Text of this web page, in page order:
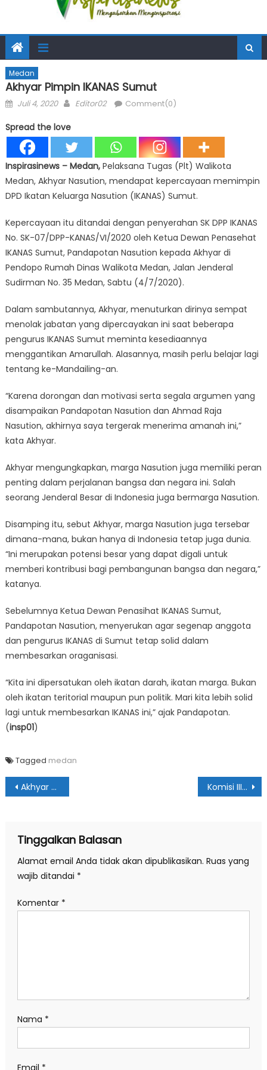
Medan
Akhyar Pimpin IKANAS Sumut
Posted
Juli 4, 2020 Author
Editor02 Comment(0)
Spread the love
Inspirasinews – Medan,Pelaksana Tugas (Plt) Walikota
Medan, Akhyar Nasution, mendapat kepercayaan memimpin
DPD Ikatan Keluarga Nasution (IKANAS) Sumut.
Kepercayaan itu ditandai dengan penyerahan SK DPP IKANAS
No. SK-07/DPP-KANAS/VI/2020 oleh Ketua Dewan Penasehat
IKANAS Sumut, Pandapotan Nasution kepada Akhyar di
Pendopo Rumah Dinas Walikota Medan, Jalan Jenderal
Sudirman No. 35 Medan, Sabtu (4/7/2020).
Dalam sambutannya, Akhyar, menuturkan dirinya sempat
menolak jabatan yang dipercayakan ini saat beberapa
pengurus IKANAS Sumut meminta kesediaannya
menggantikan Amarullah. Alasannya, masih perlu belajar lagi
tentang ke-Mandailing-an.
“Karena dorongan dan motivasi serta segala argumen yang
disampaikan Pandapotan Nasution dan Ahmad Raja
Nasution, akhirnya saya tergerak menerima amanah ini,”
kata Akhyar.
Akhyar mengungkapkan, marga Nasution juga memiliki peran
penting dalam perjalanan bangsa dan negara ini. Salah
seorang Jenderal Besar di Indonesia juga bermarga Nasution.
Disamping itu, sebut Akhyar, marga Nasution juga tersebar
dimana-mana, bukan hanya di Indonesia tetap juga dunia.
“Ini merupakan potensi besar yang dapat digali untuk
memberi kontribusi bagi pembangunan bangsa dan negara,”
katanya.
Sebelumnya Ketua Dewan Penasihat IKANAS Sumut,
Pandapotan Nasution, menyerukan agar segenap anggota
dan pengurus IKANAS di Sumut tetap solid dalam
membesarkan oraganisasi.
“Kita ini dipersatukan oleh ikatan darah, ikatan marga. Bukan
oleh ikatan teritorial maupun pun politik. Mari kita lebih solid
lagi untuk membesarkan IKANAS ini,” ajak Pandapotan.
(insp01)
Tagged medan
Navigasi
Akhyar Akui Masyarakat Masih Buang Sampah Sembarangan Komisi III Tuntut BPPRD Lebih Maksimal Tarik PAD
Tinggalkan Balasan
Alamat email Anda tidak akan dipublikasikan. Ruas yang
wajib ditandai *
Komentar *
Nama *
Email *